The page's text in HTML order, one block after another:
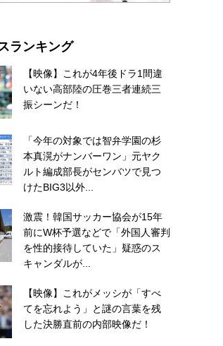
ランキング
【映像】これが4年後ドラ1間違
いない高部陸の圧巻三者連続三
振シーンだ！
「今年の対象では智弁学園の杉
本真滉がナンバーワン」元ヤク
ルト編成部長がセンバツで見つ
けたBIG3以外...
激震！韓国サッカー協会が15年
前にW杯予選などで「外国人審判
を性的接待していた」疑惑のス
キャンダルが...
【映像】これがメッシが「すべ
てを忘れよう」と謎の言葉を残
した決勝直前の内部映像だ！